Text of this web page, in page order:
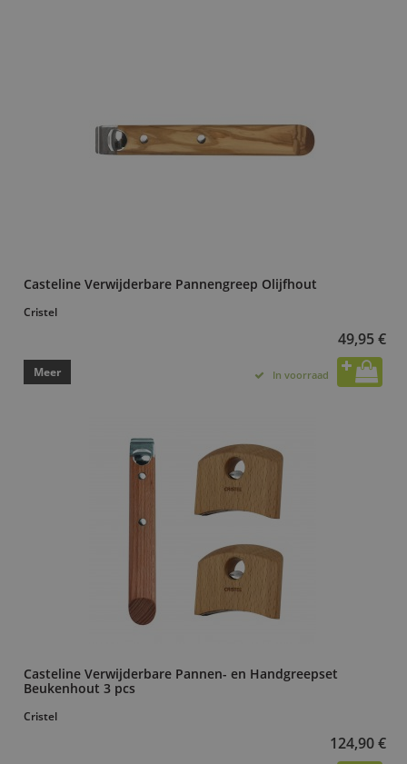
Casteline Verwijderbare Pannengreep Olijfhout
Cristel
49,95 €
Meer In voorraad
Casteline Verwijderbare Pannen- en Handgreepset
Beukenhout 3 pcs
Cristel
124,90 €